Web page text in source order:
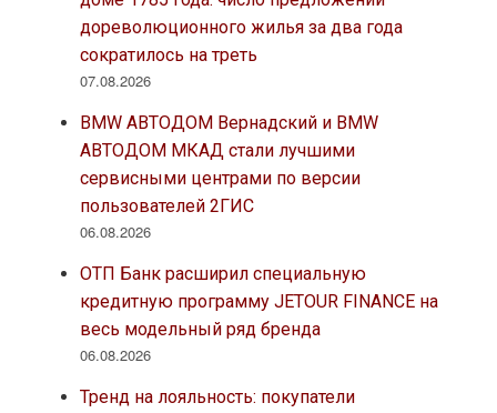
дореволюционного жилья за два года
сократилось на треть
07.08.2026
BMW АВТОДОМ Вернадский и BMW
АВТОДОМ МКАД стали лучшими
сервисными центрами по версии
пользователей 2ГИС
06.08.2026
ОТП Банк расширил специальную
кредитную программу JETOUR FINANCE на
весь модельный ряд бренда
06.08.2026
Тренд на лояльность: покупатели